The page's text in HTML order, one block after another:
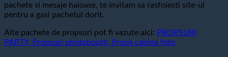
pachete si mesaje haioase, te invitam sa rasfoiesti site-ul
pentru a gasi pachetul dorit.
Alte pachete de propsuri pot fi vazute aici: PROPSURI
PARTY, Propsuri photobooth, Props cabina foto